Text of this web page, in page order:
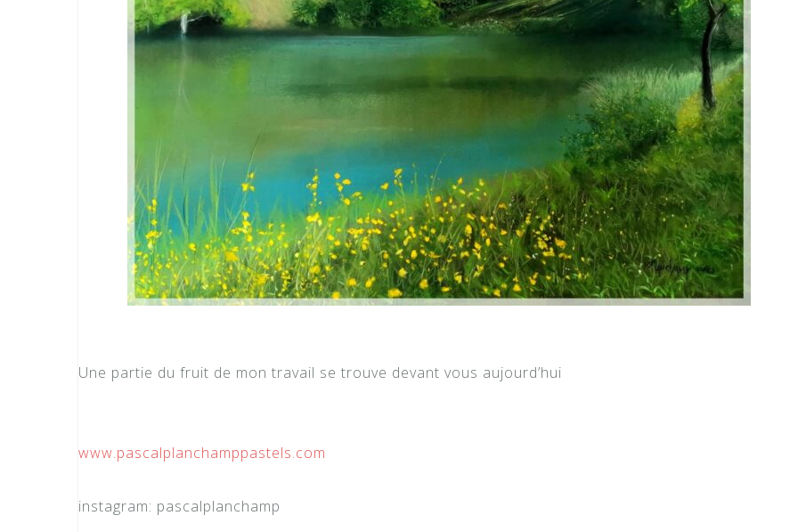
Une partie du fruit de mon travail se trouve devant vous aujourd’hui
www.pascalplanchamppastels.com
instagram: pascalplanchamp